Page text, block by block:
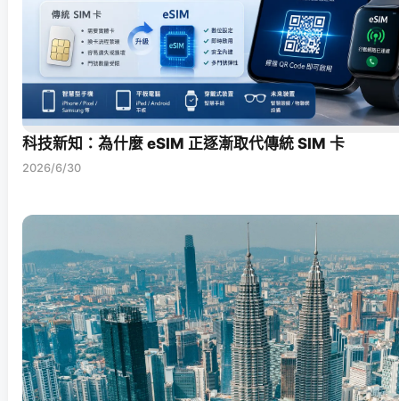
科技新知：為什麼 eSIM 正逐漸取代傳統 SIM 卡
2026/6/30